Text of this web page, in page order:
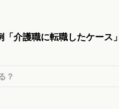
「介護職に転職したケース」
？